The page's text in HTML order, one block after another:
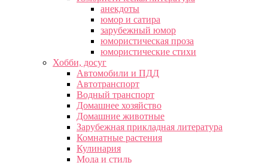
анекдоты
юмор и сатира
зарубежный юмор
юмористическая проза
юмористические стихи
Хобби, досуг
Автомобили и ПДД
Автотранспорт
Водный транспорт
Домашнее хозяйство
Домашние животные
Зарубежная прикладная литература
Комнатные растения
Кулинария
Мода и стиль